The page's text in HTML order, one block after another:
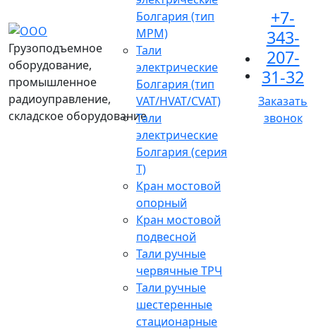
Грузоподъемное
оборудование,
промышленное
радиоуправление,
складское оборудование
Болгария (тип
МРМ)
Тали
электрические
Болгария (тип
VAT/HVAT/CVAT)
Тали
электрические
Болгария (серия
Т)
Кран мостовой
опорный
Кран мостовой
подвесной
Тали ручные
червячные ТРЧ
Тали ручные
шестеренные
стационарные
+7-
343-
207-
31-32
Заказать
звонок